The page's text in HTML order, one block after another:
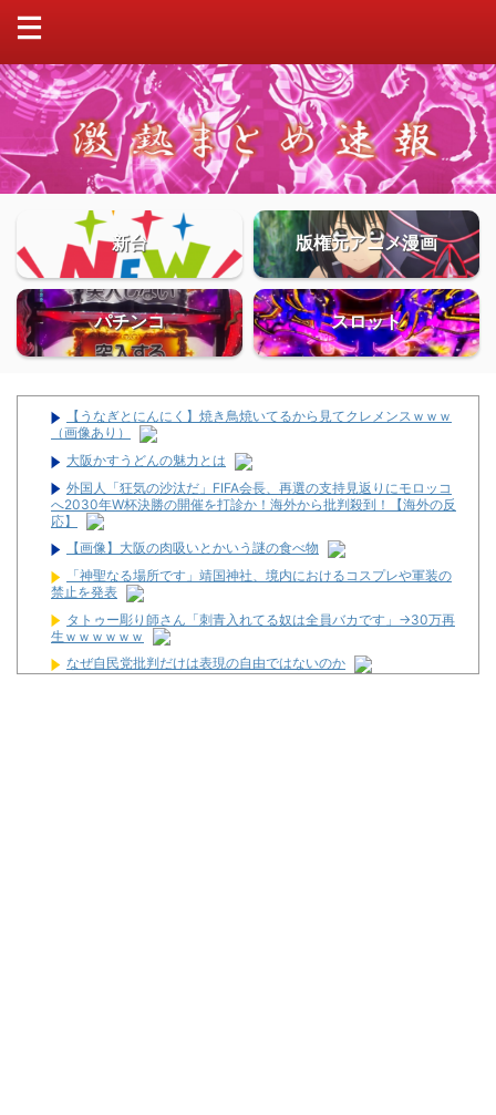
新台 版権元アニメ漫画
パチンコ スロット
【うなぎとにんにく】焼き鳥焼いてるから見てクレメンスｗｗｗ
（画像あり）
大阪かすうどんの魅力とは
外国人「狂気の沙汰だ」FIFA会長、再選の支持見返りにモロッコ
へ2030年W杯決勝の開催を打診か！海外から批判殺到！【海外の反
応】
【画像】大阪の肉吸いとかいう謎の食べ物
「神聖なる場所です」靖国神社、境内におけるコスプレや軍装の
禁止を発表
タトゥー彫り師さん「刺青入れてる奴は全員バカです」→30万再
生ｗｗｗｗｗｗ
なぜ自民党批判だけは表現の自由ではないのか